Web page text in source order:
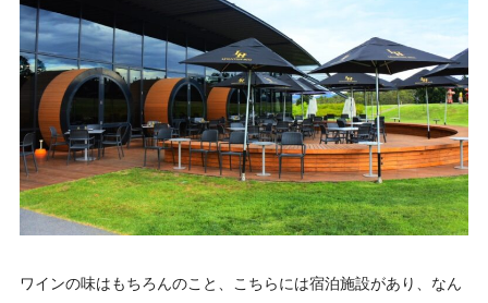
ワインの味はもちろんのこと、こちらには宿泊施設があり、なん